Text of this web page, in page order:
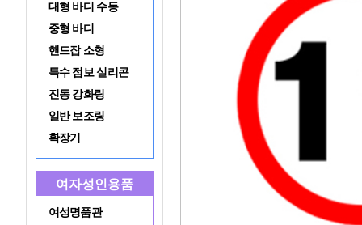
대형 바디 수동
중형 바디
핸드잡 소형
특수 점보 실리콘
진동 강화링
일반 보조링
확장기
여자성인용품
여성명품관